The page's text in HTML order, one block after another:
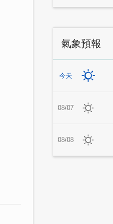
氣象預報
今天
08/07
08/08